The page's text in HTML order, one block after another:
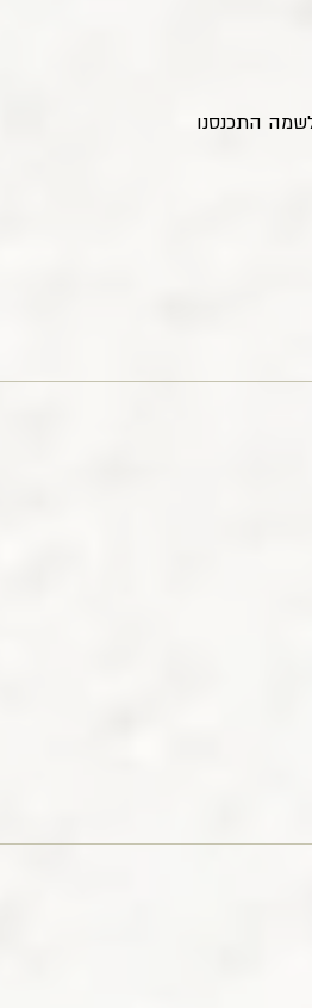
התכנסנו